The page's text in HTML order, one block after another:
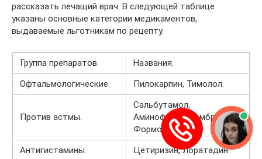
рассказать лечащий врач. В следующей таблице
указаны основные категории медикаментов,
выдаваемые льготникам по рецепту.
Группа препаратов.
Названия.
Офтальмологические.
Пилокарпин, Тимолол.
Против астмы.
Сальбутамол,
Аминофиллин, Амброксол,
Формотерол.
Антигистамины.
Цетиризин, Лоратадин.